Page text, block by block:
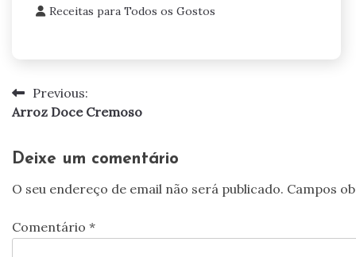
Receitas para Todos os Gostos
Navegação
artigos
Previous:
Arroz Doce Cremoso
Deixe um comentário
O seu endereço de email não será publicado. Campos
Comentário *